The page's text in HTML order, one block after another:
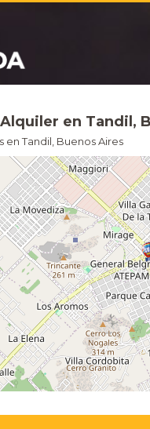
en Tandil,
Tandil, Buenos Aires